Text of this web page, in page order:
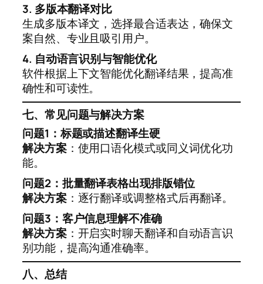
3. 多版本翻译对比
生成多版本译文，选择最合适表达，确保文
案自然、专业且吸引用户。
4. 自动语言识别与智能优化
软件根据上下文智能优化翻译结果，提高准
确性和可读性。
七、常见问题与解决方案
问题1：标题或描述翻译生硬
解决方案：使用口语化模式或同义词优化功
能。
问题2：批量翻译表格出现排版错位
解决方案：逐行翻译或调整格式后再翻译。
问题3：客户信息理解不准确
解决方案：开启实时聊天翻译和自动语言识
别功能，提高沟通准确率。
八、总结